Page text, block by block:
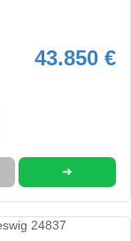
43.850 €
➜